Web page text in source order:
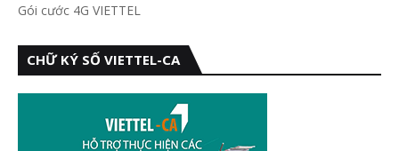
Gói cước 4G VIETTEL
CHỮ KÝ SỐ VIETTEL-CA